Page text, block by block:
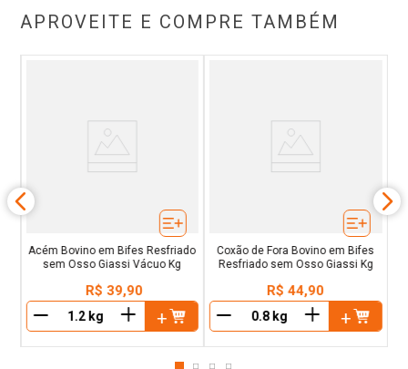
APROVEITE E COMPRE TAMBÉM
Acém Bovino em Bifes Resfriado
sem Osso Giassi Vácuo Kg
R$ 39,90
＋
Coxão de Fora Bovino em Bifes
Resfriado sem Osso Giassi Kg
R$ 44,90
＋